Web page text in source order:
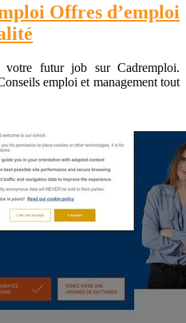
Offres d’emploi
futur job sur Cadremploi.
emploi et management tout